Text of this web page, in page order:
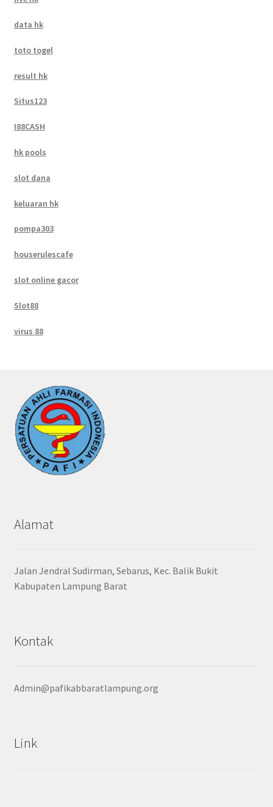
data hk
toto togel
result hk
Situs123
I88CASH
hk pools
slot dana
keluaran hk
pompa303
houserulescafe
slot online gacor
Slot88
virus 88
Alamat
Jalan Jendral Sudirman, Sebarus, Kec. Balik Bukit
Kabupaten Lampung Barat
Kontak
Admin@pafikabbaratlampung.org
Link